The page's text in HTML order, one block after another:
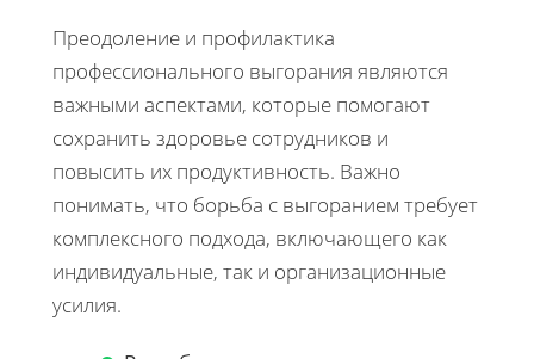
Преодоление и профилактика
профессионального выгорания являются
важными аспектами, которые помогают
сохранить здоровье сотрудников и
повысить их продуктивность. Важно
понимать, что борьба с выгоранием требует
комплексного подхода, включающего как
индивидуальные, так и организационные
усилия.